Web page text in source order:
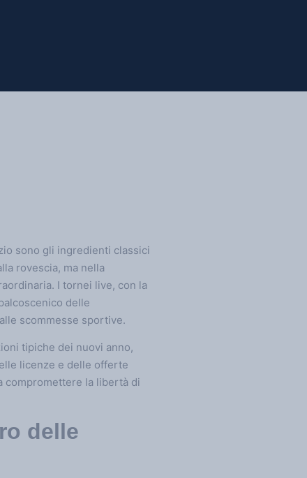
sono gli ingredienti classici
rovescia, ma nella
I tornei live, con la
delle
scommesse sportive.
tipiche dei nuovi anno,
licenze e delle offerte
compromettere la libertà di
delle